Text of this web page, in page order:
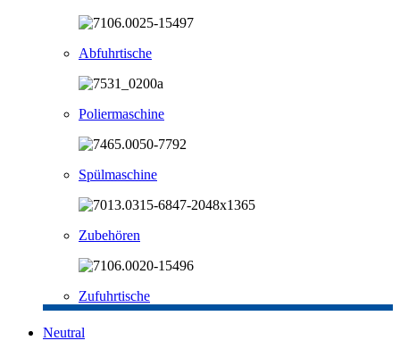
Abfuhrtische
Poliermaschine
Spülmaschine
Zubehören
Zufuhrtische
Neutral